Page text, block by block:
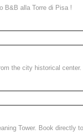
B&B alla Torre di Pisa !
the city historical center.
Tower. Book directly